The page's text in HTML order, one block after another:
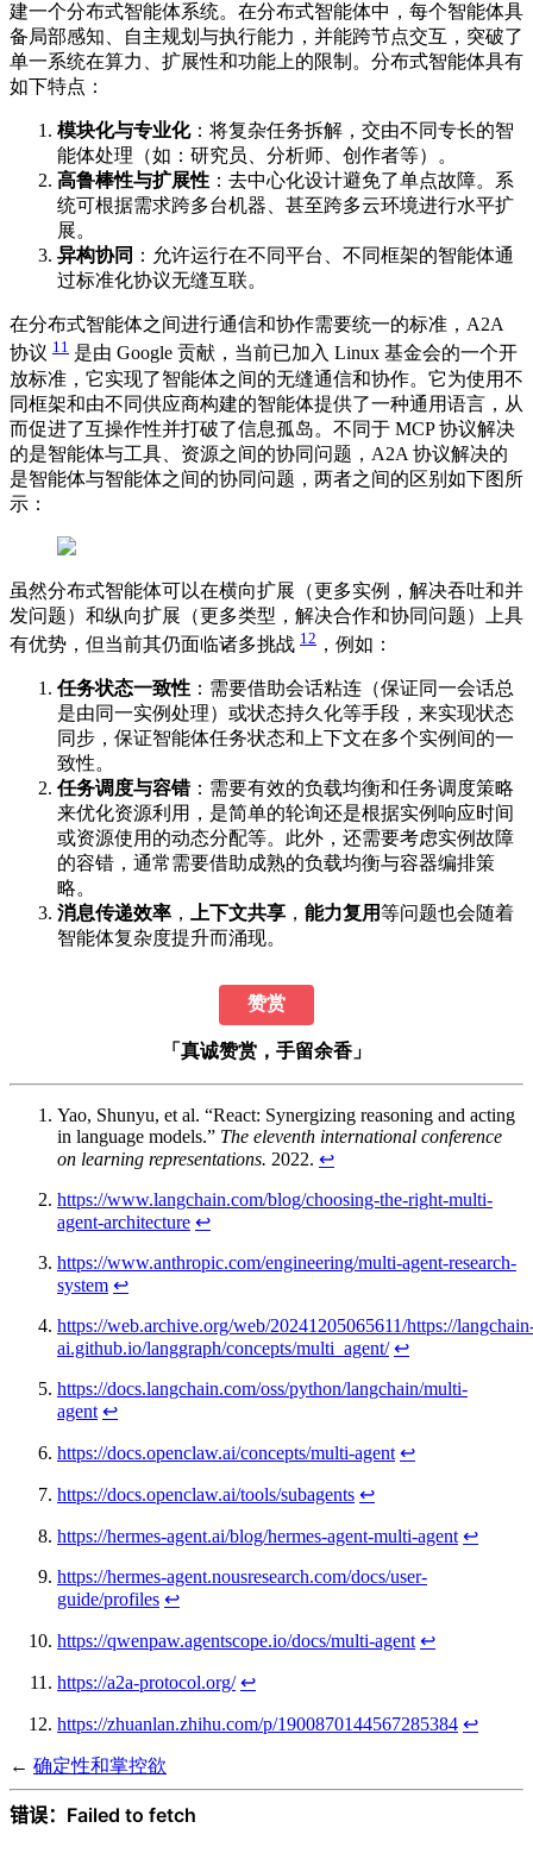
建一个分布式智能体系统。在分布式智能体中，每个智能体具
备局部感知、自主规划与执行能力，并能跨节点交互，突破了
单一系统在算力、扩展性和功能上的限制。分布式智能体具有
如下特点：
模块化与专业化：将复杂任务拆解，交由不同专长的智
能体处理（如：研究员、分析师、创作者等）。
高鲁棒性与扩展性 ：去中心化设计避免了单点故障。系
统可根据需求跨多台机器、甚至跨多云环境进行水平扩
展。
异构协同 ：允许运行在不同平台、不同框架的智能体通
过标准化协议无缝互联。
在分布式智能体之间进行通信和协作需要统一的标准，A2A
协议 11 是由 Google 贡献，当前已加入 Linux 基金会的一个开
放标准，它实现了智能体之间的无缝通信和协作。它为使用不
同框架和由不同供应商构建的智能体提供了一种通用语言，从
而促进了互操作性并打破了信息孤岛。不同于 MCP 协议解决
的是智能体与工具、资源之间的协同问题，A2A 协议解决的
是智能体与智能体之间的协同问题，两者之间的区别如下图所
示：
虽然分布式智能体可以在横向扩展（更多实例，解决吞吐和并
发问题）和纵向扩展（更多类型，解决合作和协同问题）上具
有优势，但当前其仍面临诸多挑战 12 ，例如：
任务状态一致性 ：需要借助会话粘连（保证同一会话总
是由同一实例处理）或状态持久化等手段，来实现状态
同步，保证智能体任务状态和上下文在多个实例间的一
致性。
任务调度与容错：需要有效的负载均衡和任务调度策略
来优化资源利用，是简单的轮询还是根据实例响应时间
或资源使用的动态分配等。此外，还需要考虑实例故障
的容错，通常需要借助成熟的负载均衡与容器编排策
略。
消息传递效率 ， 上下文共享 ， 能力复用等问题也会随着
智能体复杂度提升而涌现。
赞赏
「真诚赞赏，手留余香」
Yao, Shunyu, et al. “React: Synergizing reasoning and acting
in language models.” The eleventh international conference
on learning representations. 2022. ↩︎
https://www.langchain.com/blog/choosing-the-right-multi-
agent-architecture ↩︎
https://www.anthropic.com/engineering/multi-agent-research-
system ↩︎
https://web.archive.org/web/20241205065611/https://
ai.github.io/langgraph/concepts/multi_agent/ ↩︎
https://docs.langchain.com/oss/python/langchain/multi-
agent ↩︎
https://docs.openclaw.ai/concepts/multi-agent ↩︎
https://docs.openclaw.ai/tools/subagents ↩︎
https://hermes-agent.ai/blog/hermes-agent-multi-agent ↩︎
https://hermes-agent.nousresearch.com/docs/user-
guide/profiles ↩︎
https://qwenpaw.agentscope.io/docs/multi-agent ↩︎
https://a2a-protocol.org/ ↩︎
https://zhuanlan.zhihu.com/p/1900870144567285384 ↩︎
← 确定性和掌控欲